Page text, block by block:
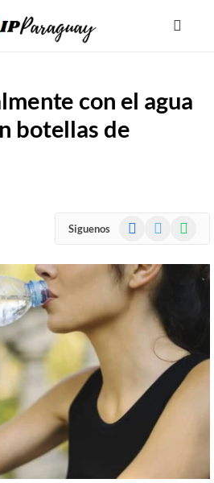
con el agua
botellas de
Siguenos Facebook